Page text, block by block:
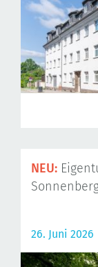
NEU:
26. Juni 2026